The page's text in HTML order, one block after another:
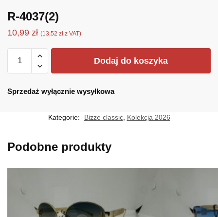
R-4037(2)
10,99 zł (13,52 zł z VAT)
Dodaj do koszyka
Sprzedaż wyłącznie wysyłkowa
Kategorie: Bizze classic, Kolekcja 2026
Podobne produkty